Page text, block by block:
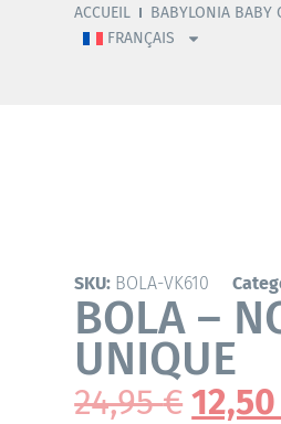
ACCUEIL BABYLONIA BABY
FRANÇAIS
SKU: BOLA-VK610
BOLA –
UNIQUE
24,95€